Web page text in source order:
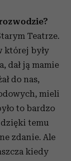
Teatrze.
której były
dał ją mamie
do nas,
mieli
to bardzo
dzięki temu
zdanie. Ale
kiedy